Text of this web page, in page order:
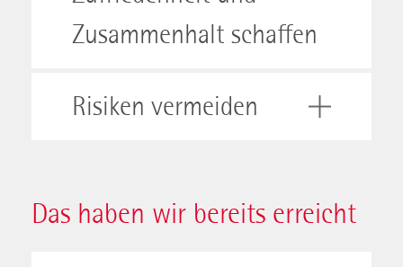
Zusammenhalt schaffen
Risiken vermeiden
Das haben wir bereits erreicht